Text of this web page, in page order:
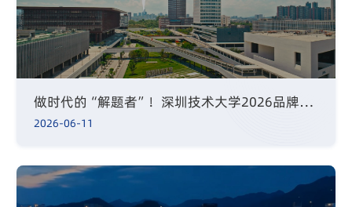
做时代的“解题者”！深圳技术大学2026品牌宣传片正式发布
2026-06-11